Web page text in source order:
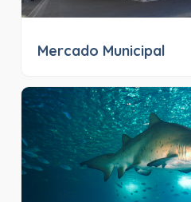
Mercado Municipal